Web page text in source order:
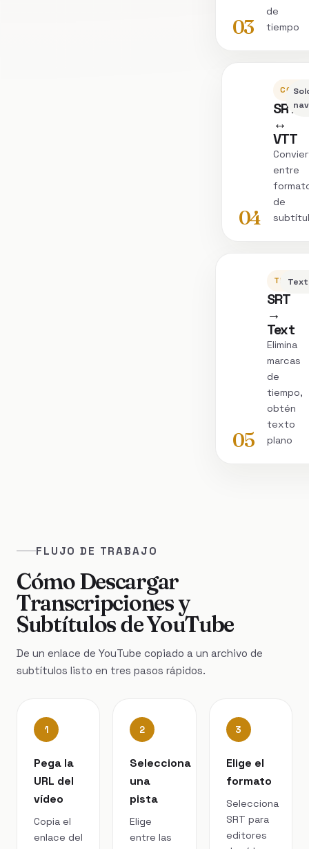
03
de
tiempo
04
SRT
↔
VTT
entre
de
05
SRT
→
Text
Elimina
marcas
de
tiempo,
obtén
texto
plano
FLUJO DE TRABAJO
Cómo Descargar
Transcripciones y
Subtítulos de YouTube
De un enlace de YouTube copiado a un archivo de
subtítulos listo en tres pasos rápidos.
1
Pega la
URL del
vídeo
Copia el
enlace del
2
Selecciona
una
pista
Elige
entre las
3
Elige el
formato
Selecciona
SRT para
editores